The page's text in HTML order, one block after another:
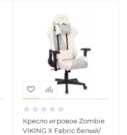
Кресло игровое Zombie
VIKING X Fabric белый/